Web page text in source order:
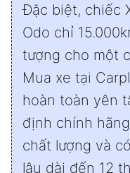
Đặc biệt, chiếc
Odo chỉ
tượng cho một
Mua xe tại
hoàn toàn yên
định chính
chất lượng và
lâu dài đến 12